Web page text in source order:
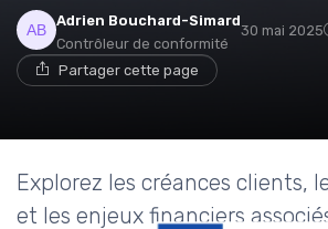
Adrien Bouchard-Simard
Contrôleur de conformité
30 mai 2025
Partager cette page
Explorez les créances clients,
et les enjeux financiers